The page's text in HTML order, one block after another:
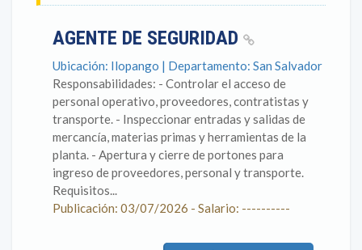
AGENTE DE SEGURIDAD
Ubicación: Ilopango | Departamento: San Salvador
Responsabilidades: - Controlar el acceso de
personal operativo, proveedores, contratistas y
transporte. - Inspeccionar entradas y salidas de
mercancía, materias primas y herramientas de la
planta. - Apertura y cierre de portones para
ingreso de proveedores, personal y transporte.
Requisitos...
Publicación: 03/07/2026 - Salario: ----------